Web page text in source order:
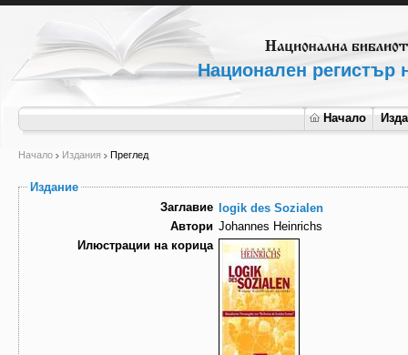
Национален регистър
Начало
Начало Издания Преглед
Издание
Заглавие
logik des Sozialen
Автори Johannes Heinrichs
Илюстрации на корица